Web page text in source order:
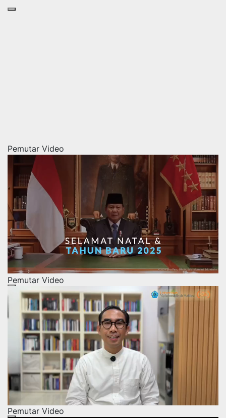
Pemutar Video
00:00
00:00
01:28
Pemutar Video
Pemutar Video